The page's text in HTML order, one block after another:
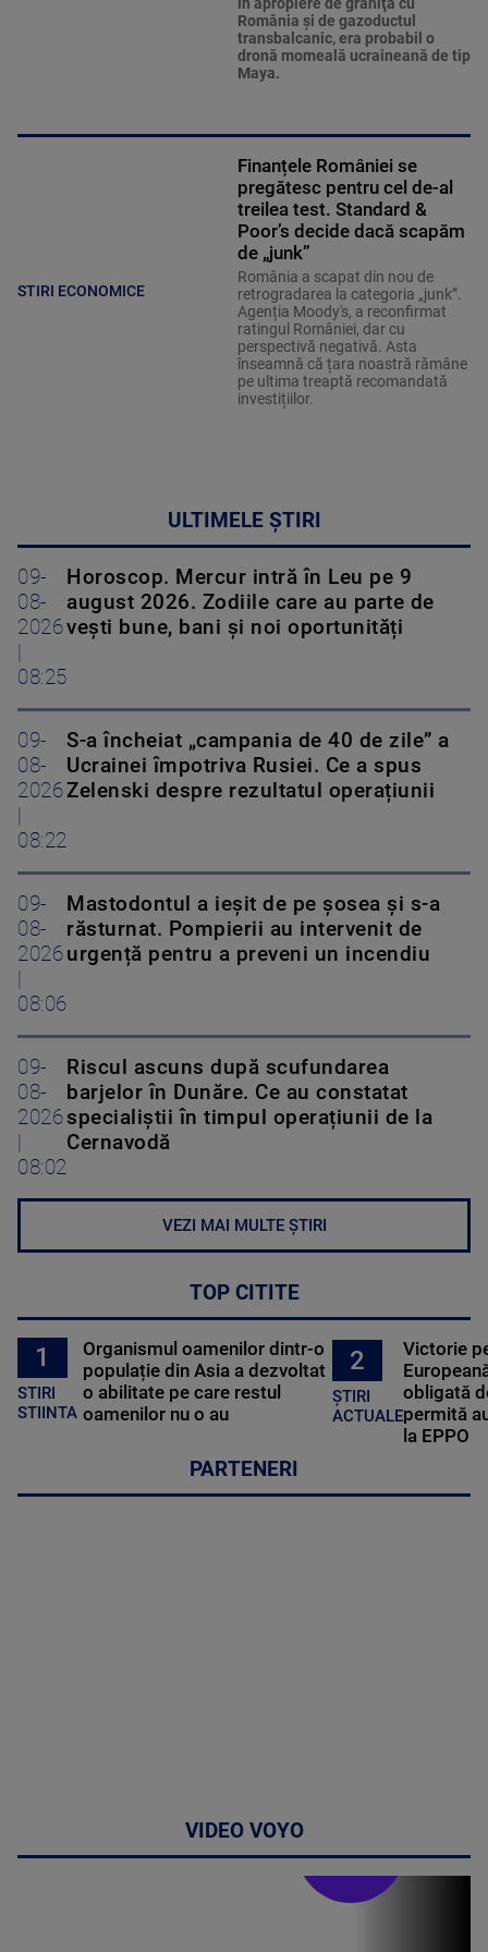
România şi de gazoductul
transbalcanic, era probabil o
dronă momeală ucraineană de tip
Maya.
STIRI ECONOMICE
Finanțele României se
pregătesc pentru cel de-al
treilea test. Standard &
Poor’s decide dacă scapăm
de „junk”
România a scapat din nou de
retrogradarea la categoria „junk”.
Agenția Moody's, a reconfirmat
ratingul României, dar cu
perspectivă negativă. Asta
înseamnă că țara noastră rămâne
pe ultima treaptă recomandată
investițiilor.
ULTIMELE ȘTIRI
09-
08-
2026
08:25
Horoscop. Mercur intră în Leu pe 9
august 2026. Zodiile care au parte de
vești bune, bani și noi oportunități
09-
08-
2026
08:22
S-a încheiat „campania de 40 de zile” a
Ucrainei împotriva Rusiei. Ce a spus
Zelenski despre rezultatul operațiunii
09-
08-
2026
08:06
Mastodontul a ieșit de pe șosea și s-a
răsturnat. Pompierii au intervenit de
urgență pentru a preveni un incendiu
09-
08-
2026
08:02
Riscul ascuns după scufundarea
barjelor în Dunăre. Ce au constatat
specialiștii în timpul operațiunii de la
Cernavodă
VEZI MAI MULTE ȘTIRI
TOP CITITE
1
STIRI
STIINTA
Organismul oamenilor dintr-o
populație din Asia a dezvoltat
o abilitate pe care restul
oamenilor nu o au
2
ȘTIRI
ACTUALE
Victorie
obligată
permită
la EPPO
PARTENERI
VIDEO VOYO